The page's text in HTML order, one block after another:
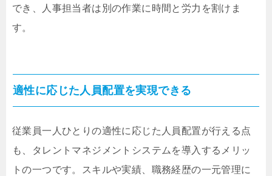
でき、人事担当者は別の作業に時間と労力を割けま
す。
適性に応じた人員配置を実現できる
従業員一人ひとりの適性に応じた人員配置が行える点
も、タレントマネジメントシステムを導入するメリッ
トの一つです。スキルや実績、職務経歴の一元管理に